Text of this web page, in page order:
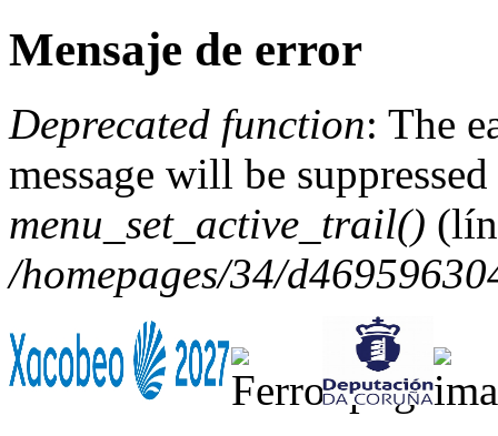
Mensaje de error
Deprecated function: The
message will be
menu_set_active_trail()
/homepages/34/